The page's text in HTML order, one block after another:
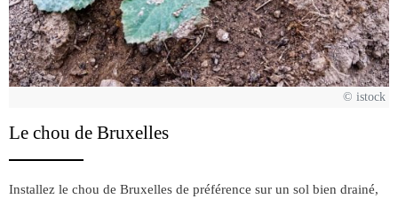
© istock
Le chou de Bruxelles
Installez le chou de Bruxelles de préférence sur un sol bien drainé,